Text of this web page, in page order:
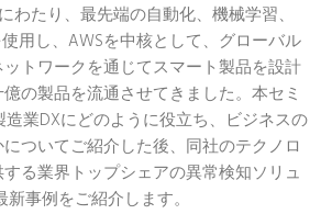
わたり、最先端の自動化、機械学習、
用し、AWSを中核として、グローバル
トワークを通じてスマート製品を設計
の製品を流通させてきました。本セミ
業DXにどのように役立ち、ビジネスの
ついてご紹介した後、同社のテクノロ
る業界トップシェアの異常検知ソリュ
事例をご紹介します。